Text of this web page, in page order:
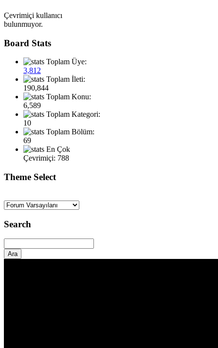
Çevrimiçi kullanıcı
bulunmuyor.
Board Stats
Toplam Üye:
3,812
Toplam İleti:
190,844
Toplam Konu:
6,589
Toplam Kategori:
10
Toplam Bölüm:
69
En Çok
Çevrimiçi: 788
Theme Select
Search